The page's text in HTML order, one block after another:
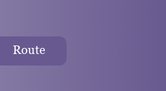
Route